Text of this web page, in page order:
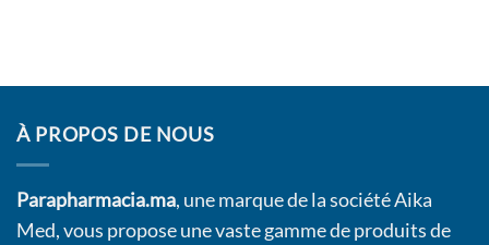
À PROPOS DE NOUS
Parapharmacia.ma, une marque de la société Aika
Med, vous propose une vaste gamme de produits de